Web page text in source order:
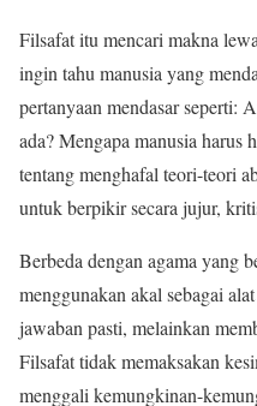
Filsafat itu mencari makna
ingin tahu manusia yang
pertanyaan mendasar seperti:
ada? Mengapa manusia harus
tentang menghafal teori-teori
untuk berpikir secara jujur,
Berbeda dengan agama yang
menggunakan akal sebagai
jawaban pasti, melainkan
Filsafat tidak memaksakan
menggali kemungkinan-